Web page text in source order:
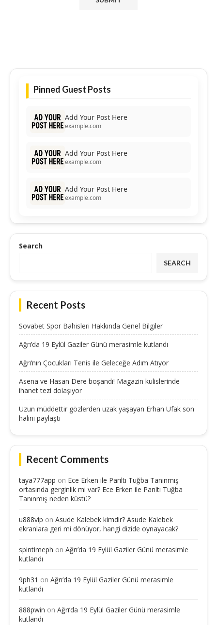
Pinned Guest Posts
Add Your Post Here
example.com
Add Your Post Here
example.com
Add Your Post Here
example.com
Search
SEARCH
Recent Posts
Sovabet Spor Bahisleri Hakkında Genel Bilgiler
Ağrı’da 19 Eylül Gaziler Günü merasimle kutlandı
Ağrı’nın Çocukları Tenis ile Geleceğe Adım Atıyor
Asena ve Hasan Dere boşandı! Magazin kulislerinde
ihanet tezi dolaşıyor
Uzun müddettir gözlerden uzak yaşayan Erhan Ufak son
halini paylaştı
Recent Comments
taya777app on Ece Erken ile Parıltı Tuğba Tanınmış
ortasında gerginlik mi var? Ece Erken ile Parıltı Tuğba
Tanınmış neden küstü?
u888vip on Asude Kalebek kimdir? Asude Kalebek
ekranlara geri mi dönüyor, hangi dizide oynayacak?
spintimeph on Ağrı’da 19 Eylül Gaziler Günü merasimle
kutlandı
9ph31 on Ağrı’da 19 Eylül Gaziler Günü merasimle
kutlandı
888pwin on Ağrı’da 19 Eylül Gaziler Günü merasimle
kutlandı